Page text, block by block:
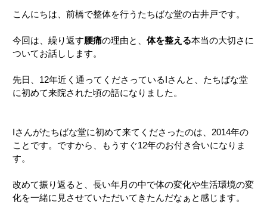
こんにちは、前橋で整体を行うたちばな堂の古井戸です。
今回は、繰り返す腰痛の理由と、 体を整える本当の大切さに
ついてお話しします。
先日、12年近く通ってくださっているIさんと、たちばな堂
に初めて来院された頃の話になりました。
Iさんがたちばな堂に初めて来てくださったのは、2014年の
ことです。ですから、もうすぐ12年のお付き合いになりま
す。
改めて振り返ると、長い年月の中で体の変化や生活環境の変
化を一緒に見させていただいてきたんだなぁと感じます。